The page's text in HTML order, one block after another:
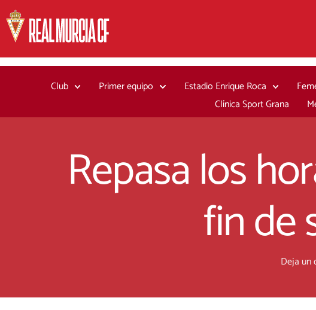
al
contenido
Club Primer equipo Estadio Enrique Roca
Clínica Sport Grana
Repasa los
fin de
Deja un